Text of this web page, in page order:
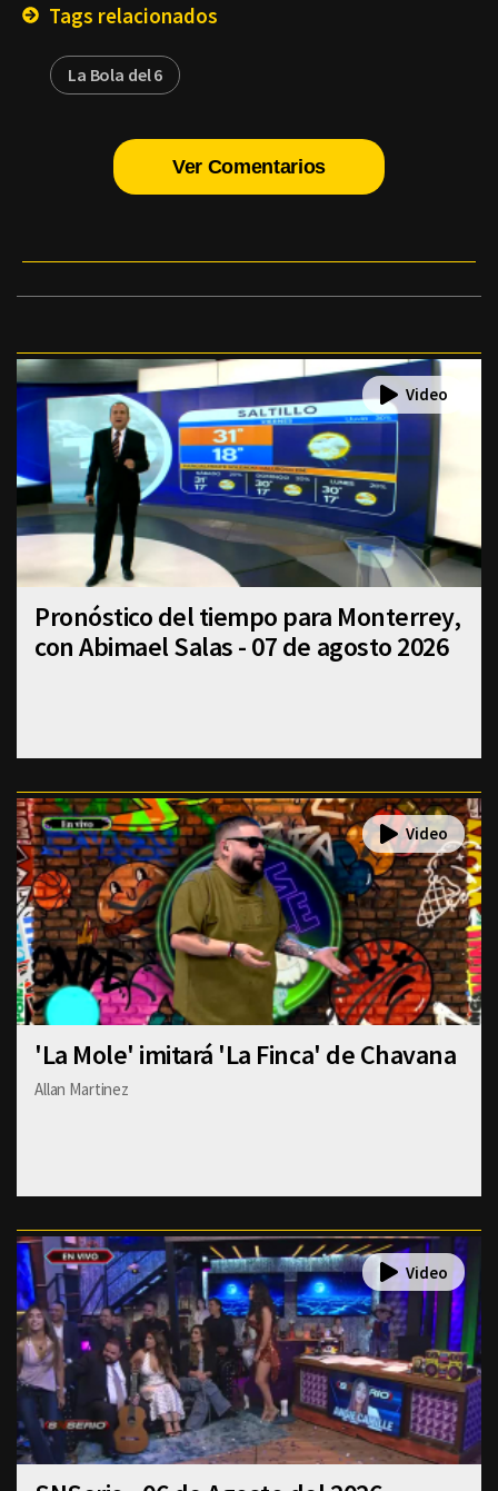
Tags relacionados
La Bola del 6
Ver Comentarios
Pronóstico del tiempo para Monterrey,
con Abimael Salas - 07 de agosto 2026
'La Mole' imitará 'La Finca' de Chavana
Allan Martinez